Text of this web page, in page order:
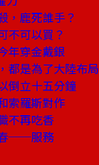
，鹿死誰手？
不可以買？
年穿金戴銀
都是為了大陸布局
倒立十五分鐘
索羅斯對作
不再吃香
──服務